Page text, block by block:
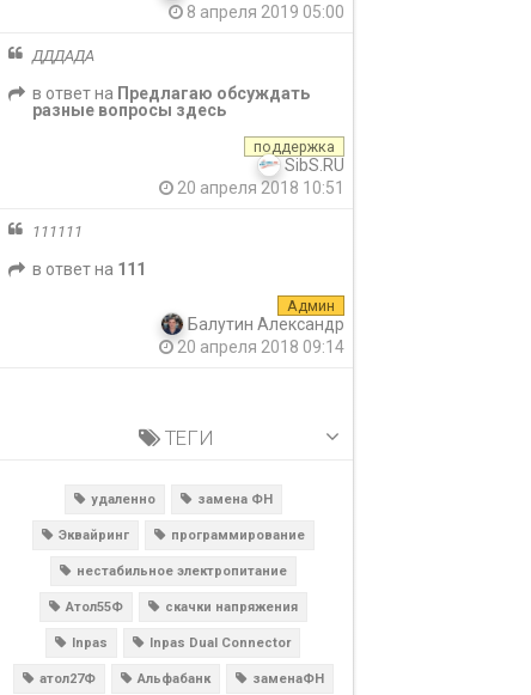
8 апреля 2019 05:00
ДДДАДА
в ответ на Предлагаю обсуждать
разные вопросы здесь
поддержка
SibS.RU
20 апреля 2018 10:51
111111
в ответ на 111
Админ
Балутин Александр
20 апреля 2018 09:14
ТЕГИ
удаленно замена ФН
Эквайринг программирование
нестабильное электропитание
Атол55Ф скачки напряжения
Inpas Inpas Dual Connector
атол27Ф Альфабанк заменаФН